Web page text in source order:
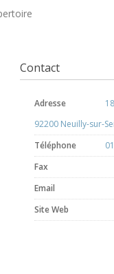
Contact
Adresse
92200 Neuilly-sur-
Téléphone
Fax
Email
Site Web